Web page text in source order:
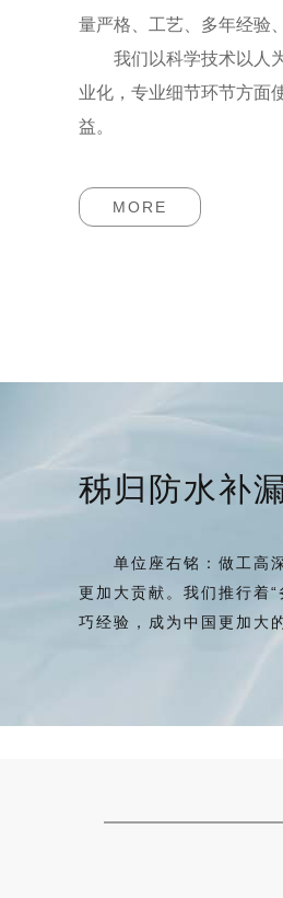
量严格、工艺、多年经验
我们以科学技术以人为
业化，专业细节环节方面
益。
MORE
秭归防水补漏
单位座右铭：做工高深
更加大贡献。我们推行着
巧经验，成为中国更加大